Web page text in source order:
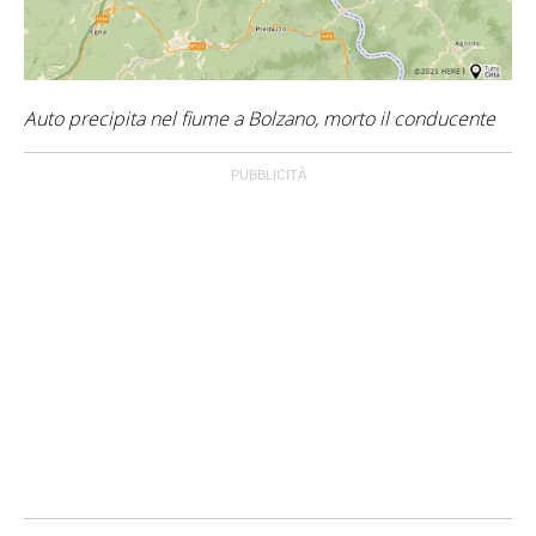
Auto precipita nel fiume a Bolzano, morto il conducente